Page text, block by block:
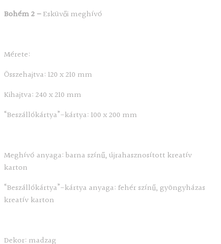
Bohém 2 –Esküvői meghívó
Mérete:
Összehajtva: 120 x 210 mm
Kihajtva: 240 x 210 mm
“Beszállókártya”-kártya: 100 x 200 mm
Meghívó anyaga: barna színű, újrahasznosított kreatív
karton
“Beszállókártya”-kártya anyaga: fehér színű, gyöngyházas
kreatív karton
Dekor: madzag